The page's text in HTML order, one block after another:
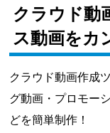
クラウド動
ス動画をカ
クラウド動画作成
グ動画・プロモー
どを簡単制作！